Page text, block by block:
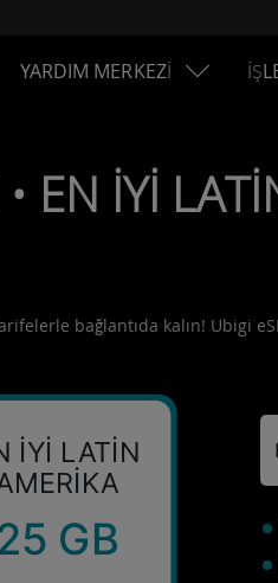
YARDIM MERKEZİ
EN İYİ
bağlantıda kalın! Ubigi
İYİ LATİN
GB